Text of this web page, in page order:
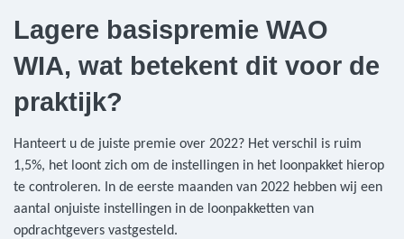
Lagere basispremie WAO
WIA, wat betekent dit voor de
praktijk?
Hanteert u de juiste premie over 2022? Het verschil is ruim
1,5%, het loont zich om de instellingen in het loonpakket hierop
te controleren. In de eerste maanden van 2022 hebben wij een
aantal onjuiste instellingen in de loonpakketten van
opdrachtgevers vastgesteld.